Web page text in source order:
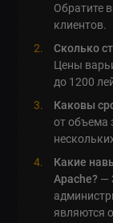
Обратите
клиентов.
Сколько
Цены
до 1200
Каковы
от объема
Какие
Apache? —
являются